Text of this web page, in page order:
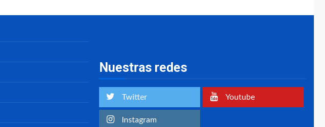
Nuestras redes
Twitter Youtube
Instagram